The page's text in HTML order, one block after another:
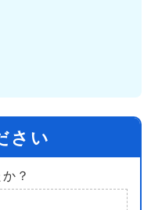
さい
？